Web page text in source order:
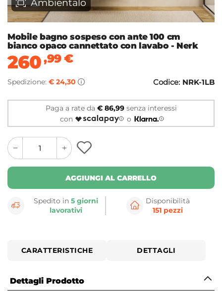
Ambientalo
Mobile bagno sospeso con ante 100 cm
bianco opaco cannettato con lavabo - Nerk
260,99€
Spedizione: € 24,30 Codice: NRK-1LB
Paga a rate da € 86,99senza interessi
con
o
quantity
button
quantity
minus
button
AGGIUNGI AL CARRELLO
Spedito in5 giorni
lavorativi
Disponibilità
151 pezzi
CARATTERISTICHE DETTAGLI
Dettagli Prodotto